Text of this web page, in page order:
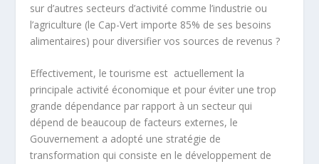
sur d’autres secteurs d’activité comme l’industrie ou
l’agriculture (le Cap-Vert importe 85% de ses besoins
alimentaires) pour diversifier vos sources de revenus ?
Effectivement, le tourisme est actuellement la
principale activité économique et pour éviter une trop
grande dépendance par rapport à un secteur qui
dépend de beaucoup de facteurs externes, le
Gouvernement a adopté une stratégie de
transformation qui consiste en le développement de